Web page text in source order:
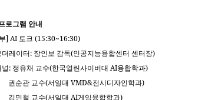
로그램 안내
] AI 토크 (15:30~16:30)
더레이터: 장인보 감독(인공지능융합센터 센터장)
널: 정유채 교수(한국열린사이버대 AI융합학과)
순관 교수(서일대 VMD&전시디자인학과)
민철 교수(서일대 AI게임융합학과)